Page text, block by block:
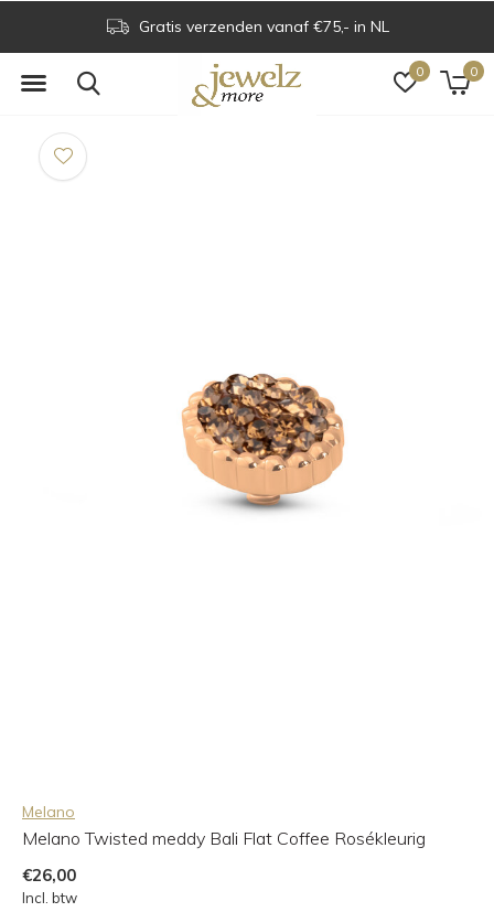
0 0
Gratis verzenden vanaf €75,- in NL
Melano
Melano Twisted meddy Bali Flat Coffee Rosékleurig
€26,00
Incl. btw